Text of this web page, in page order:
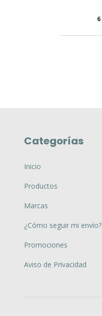
6
Categorías
Inicio
Productos
Marcas
¿Cómo seguir mi envío?
Promociones
Aviso de Privacidad